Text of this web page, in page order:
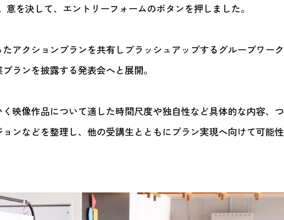
意を決して、エントリーフォームのボタンを押しました。
アクションプランを共有しブラッシュアップするグループワーク
ランを披露する発表会へと展開。
映像作品について適した時間尺度や独自性など具体的な内容、つ
ンなどを整理し、他の受講生とともにプラン実現へ向けて可能性